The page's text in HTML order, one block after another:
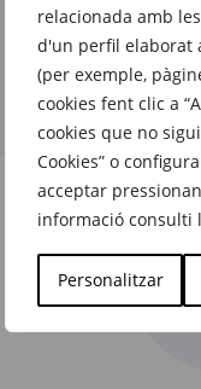
relacionada amb
d'un perfil elaborat
(per exemple,
cookies fent clic a
cookies que no
Cookies” o
acceptar
informació consulti
Personalitzar
El fons
d’armari que
temporada
rere
temporada
en Punt Roma